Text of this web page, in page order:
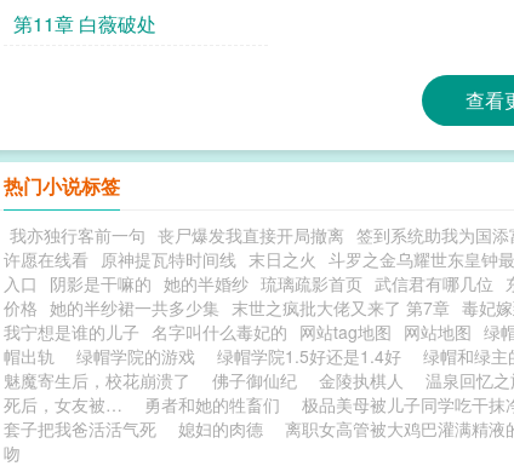
第11章 白薇破处
查看
热门小说标签
我亦独行客前一句 丧尸爆发我直接开局撤离 签到系统助我为国添
许愿在线看 原神提瓦特时间线 末日之火 斗罗之金乌耀世东皇钟
入口
阴影是干嘛的 她的半婚纱 琉璃疏影首页 武信君有哪几位
价格 她的半纱裙一共多少集 末世之疯批大佬又来了 第7章 毒妃
我宁想是谁的儿子 名字叫什么毒妃的 网站tag地图 网站地图 绿
帽出轨
绿帽学院的游戏 绿帽学院1.5好还是1.4好 绿帽和绿主
魅魔寄生后，校花崩溃了
佛子御仙纪 金陵执棋人 温泉回忆之
死后，女友被…
勇者和她的牲畜们 极品美母被儿子同学吃干抹
套子把我爸活活气死
媳妇的肉德 离职女高管被大鸡巴灌满精液
吻